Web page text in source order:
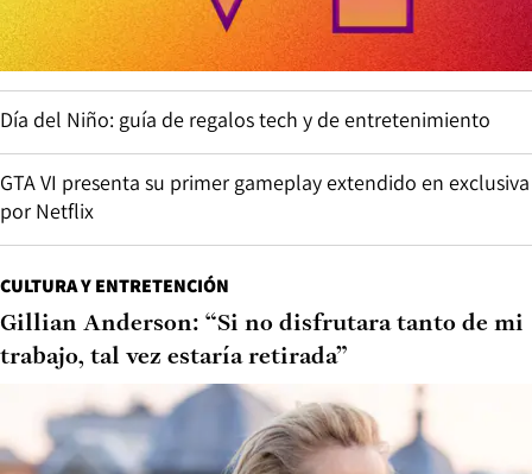
Día del Niño: guía de regalos tech y de entretenimiento
GTA VI presenta su primer gameplay extendido en exclusiva
por Netflix
CULTURA Y ENTRETENCIÓN
Gillian Anderson: “Si no disfrutara tanto de mi
trabajo, tal vez estaría retirada”